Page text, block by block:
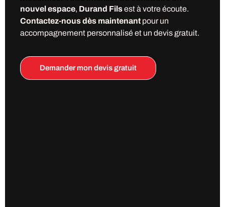
nouvel espace, Durand Filsest à votre écoute.
Contactez-nous dès maintenant pour un
accompagnement personnalisé et un devis gratuit.
Demander mon devis gratuit